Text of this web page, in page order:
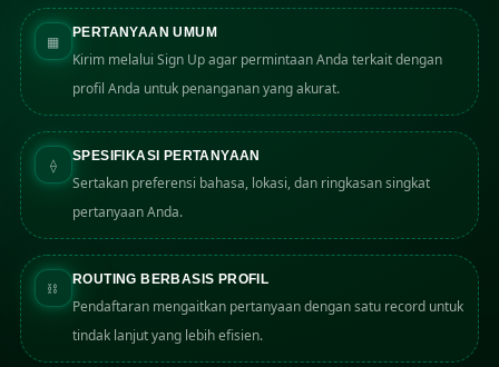
▦ PERTANYAAN UMUM
Kirim melalui Sign Up agar permintaan Anda terkait dengan
profil Anda untuk penanganan yang akurat.
⟠ SPESIFIKASI PERTANYAAN
Sertakan preferensi bahasa, lokasi, dan ringkasan singkat
pertanyaan Anda.
⛓ ROUTING BERBASIS PROFIL
Pendaftaran mengaitkan pertanyaan dengan satu record untuk
tindak lanjut yang lebih efisien.